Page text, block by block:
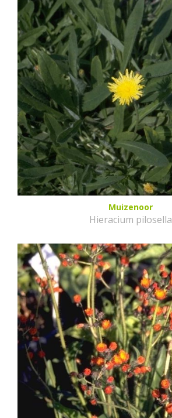
Muizenoor
Hieracium pilosella